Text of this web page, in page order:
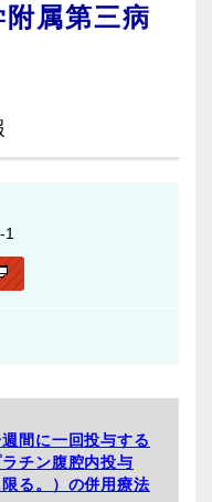
属第三病
間に一回投与する
チン腹腔内投与
る。）の併用療法